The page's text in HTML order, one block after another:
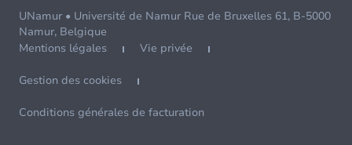
UNamur • Université de Namur Rue de Bruxelles 61, B-5000
Namur, Belgique
Mentions légales
Vie privée
Gestion des cookies
Conditions générales de facturation